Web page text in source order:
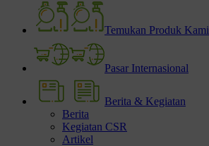
Temukan Produk Kami
Pasar Internasional
Berita & Kegiatan
Berita
Kegiatan CSR
Artikel